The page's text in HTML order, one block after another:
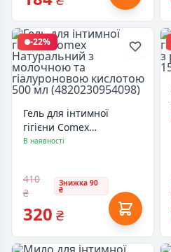
-22%
Гель для інтимної
гігієни Comex
Натуральний з
500 мл (4820230954098)
В наявності
410
₴
Знижка 90
₴
320 ₴